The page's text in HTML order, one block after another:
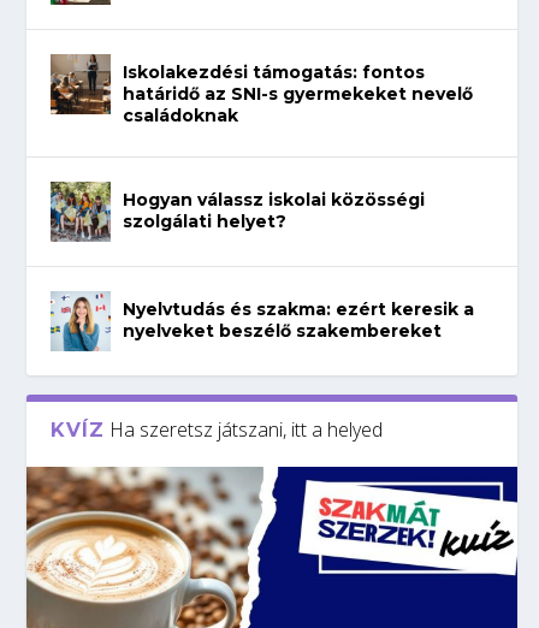
Iskolakezdési támogatás: fontos
határidő az SNI-s gyermekeket nevelő
családoknak
Hogyan válassz iskolai közösségi
szolgálati helyet?
Nyelvtudás és szakma: ezért keresik a
nyelveket beszélő szakembereket
KVÍZ Ha szeretsz játszani, itt a helyed